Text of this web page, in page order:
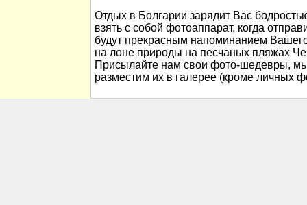
Отдых в Болгарии зарядит Вас
взять с собой фотоаппарат, когда
будут прекрасным напоминанием
на лоне природы на песчаных пляжах
Присылайте нам свои фото-шедевры, мы
разместим их в галерее (кроме личных